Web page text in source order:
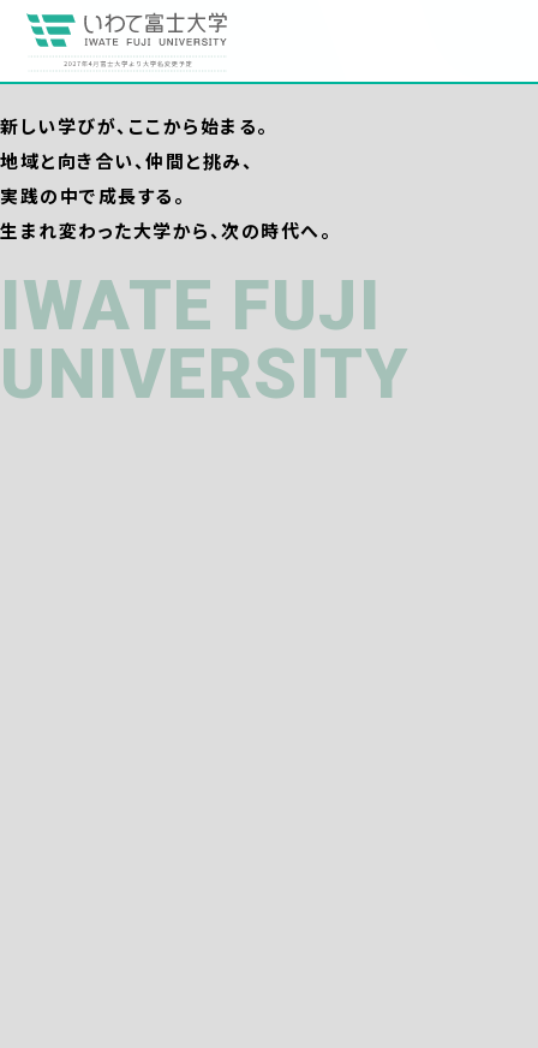
新しい学びが、ここから始まる。
地域と向き合い、仲間と挑み、
実践の中で成長する。
生まれ変わった大学から、次の時代へ。
IWATE FUJI
UNIVERSITY